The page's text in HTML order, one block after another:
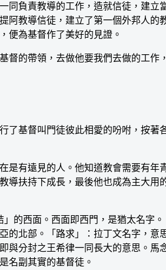
負責教導的工作，造就信徒，建立
阿教導信徒，建立了第一個外邦人的
便為基督作了美好的見證。
的帶領，去做他要我們去做的工作
基督叫門徒彼此相愛的吩咐，按著
有遠見的人。他知道教會需要有年
導扶持下成長，最後他也成為主大用
西面。西面即西門，是猶太名字。
的北部。「路求」：拉丁文名字，意
與分封之王希律一同長大的意思。馬
名副其實的基督徒。